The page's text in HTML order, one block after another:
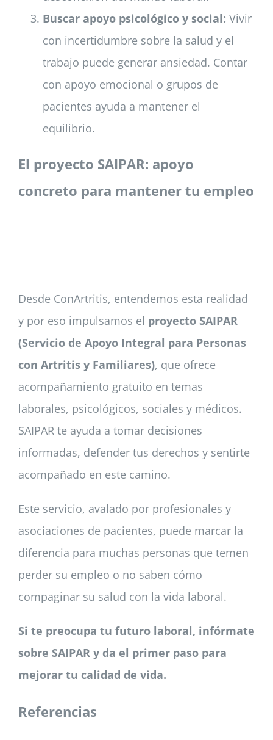
Buscar apoyo psicológico y social: Vivir
con incertidumbre sobre la salud y el
trabajo puede generar ansiedad. Contar
con apoyo emocional o grupos de
pacientes ayuda a mantener el
equilibrio.
El proyecto SAIPAR: apoyo
concreto para mantener tu empleo
Desde ConArtritis, entendemos esta realidad
y por eso impulsamos el proyecto SAIPAR
(Servicio de Apoyo Integral para Personas
con Artritis y Familiares), que ofrece
acompañamiento gratuito en temas
laborales, psicológicos, sociales y médicos.
SAIPAR te ayuda a tomar decisiones
informadas, defender tus derechos y sentirte
acompañado en este camino.
Este servicio, avalado por profesionales y
asociaciones de pacientes, puede marcar la
diferencia para muchas personas que temen
perder su empleo o no saben cómo
compaginar su salud con la vida laboral.
Si te preocupa tu futuro laboral, infórmate
sobre SAIPAR y da el primer paso para
mejorar tu calidad de vida.
Referencias